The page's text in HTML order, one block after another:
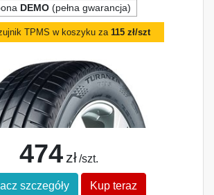
DEMO(pełna gwarancja)
TPMS w koszyku za 115 zł/szt
474 zł /szt.
szczegóły Kup teraz